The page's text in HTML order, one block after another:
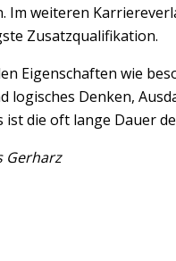
Im weiteren
Zusatzqualifikation.
Eigenschaften wie
logisches Denken,
ist die oft lange Dauer
Gerharz